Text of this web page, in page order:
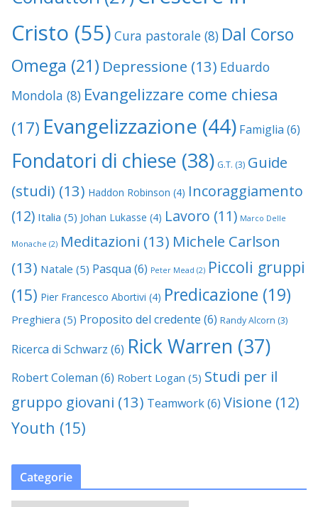
Cristo (55) Cura pastorale (8) Dal Corso
Omega (21) Depressione (13) Eduardo
Mondola (8) Evangelizzare come chiesa
(17) Evangelizzazione (44) Famiglia (6)
Fondatori di chiese (38) G.T. (3) Guide
(studi) (13) Haddon Robinson (4) Incoraggiamento
(12) Italia (5) Johan Lukasse (4) Lavoro (11) Marco Delle
Monache (2) Meditazioni (13) Michele Carlson
(13) Natale (5) Pasqua (6) Peter Mead (2) Piccoli gruppi
(15) Pier Francesco Abortivi (4) Predicazione (19)
Preghiera (5) Proposito del credente (6) Randy Alcorn (3)
Ricerca di Schwarz (6) Rick Warren (37)
Robert Coleman (6) Robert Logan (5) Studi per il
gruppo giovani (13) Teamwork(6) Visione (12)
Youth (15)
Categorie